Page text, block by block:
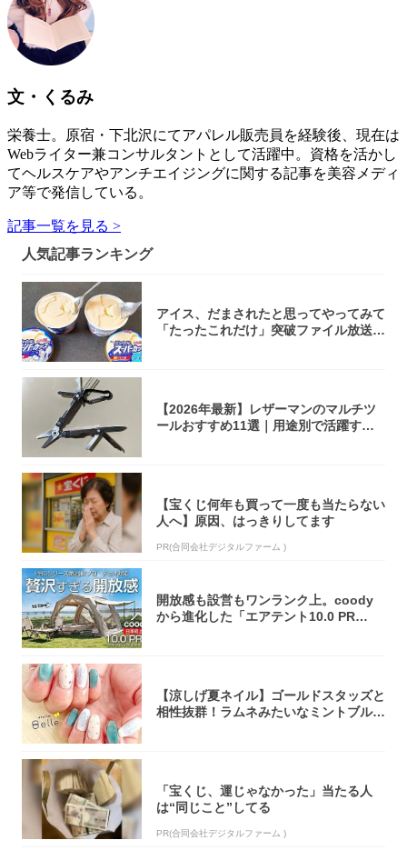
文・くるみ
栄養士。原宿・下北沢にてアパレル販売員を経験後、現在は
Webライター兼コンサルタントとして活躍中。資格を活かし
てヘルスケアやアンチエイジングに関する記事を美容メディ
ア等で発信している。
記事一覧を見る >
人気記事ランキング
アイス、だまされたと思ってやってみて
「たったこれだけ」突破ファイル放送で
【2026年最新】レザーマンのマルチツ
ールおすすめ11選｜用途別で活躍する
【宝くじ何年も買って一度も当たらない
人へ】原因、はっきりしてます
PR(合同会社デジタルファーム )
開放感も設営もワンランク上。coody
から進化した「エアテント10.0 PR
【涼しげ夏ネイル】ゴールドスタッズと
相性抜群！ラムネみたいなミントブルー
「宝くじ、運じゃなかった」当たる人
は“同じこと”してる
PR(合同会社デジタルファーム )